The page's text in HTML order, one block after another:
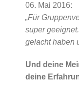
06. Mai 2016:
„Für
super
gelacht haben
Und deine
deine